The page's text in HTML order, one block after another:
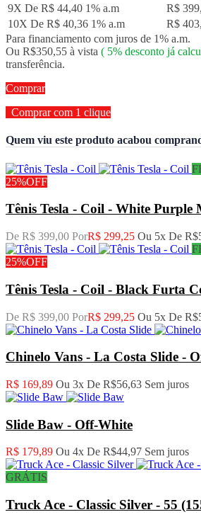
9X De R$ 44,40 1% a.m
R$
10X De R$ 40,36 1% a.m
R$
Para financiamento com juros de 1% a.m.
Ou R$350,55 à vista ( 5% desconto já
transferência.
Comprar
Comprar com 1 clique
Quem viu este produto acabou
25%OFF
Tênis Tesla - Coil - White Purple
De R$ 399,00 PorR$ 299,25 Ou 5x De
25%OFF
Tênis Tesla - Coil - Black Furta
De R$ 399,00 PorR$ 299,25 Ou 5x De
Chinelo Vans - La Costa Slide -
R$ 169,89 Ou 3x De R$56,63 Sem juros
Slide Baw - Off-White
R$ 179,89 Ou 4x De R$44,97 Sem juros
GRÁTIS
Truck Ace - Classic Silver - 55